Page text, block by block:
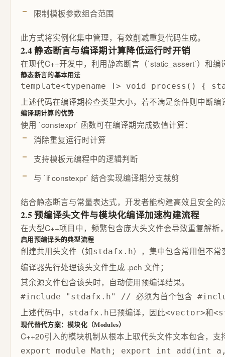
限制模板参数组合范围
此方式将实例化集中管理，有效削减重复代码生成。
2.4 静态断言与编译期计算降低运行时开销
在现代C++开发中，利用静态断言（`static_assert`）和
静态断言的基本用法
template<typename T> void process()
上述代码在编译期检查类型大小，若不满足条件则中断
编译期计算的优势
使用 `constexpr` 函数可在编译期完成数值计算：
消除重复运行时计算
支持模板元编程中的逻辑判断
与 `if constexpr` 结合实现编译期分支裁剪
结合静态断言与常量表达式，开发者能构建高效且安全
2.5 预编译头文件与模块化编译加速构建流程
在大型C++项目中，频繁包含庞大头文件会导致重复解
启用预编译头的典型流程
创建共用头文件（如stdafx.h），集中包含常用但不常
编译器先行处理该头文件生成 .pch 文件；
其余源文件包含该头时，自动使用预编译结果。
#include "stdafx.h" // 必须为首个包含
上述代码中， stdafx.h已预编译，因此<vector>和
现代替代方案：模块化（Modules）
C++20引入的模块机制从根本上取代头文件文本包含，支
export module Math; export int